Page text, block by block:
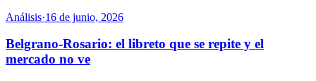
Análisis·16 de junio, 2026
Belgrano-Rosario: el libreto que se repite y el
mercado no ve